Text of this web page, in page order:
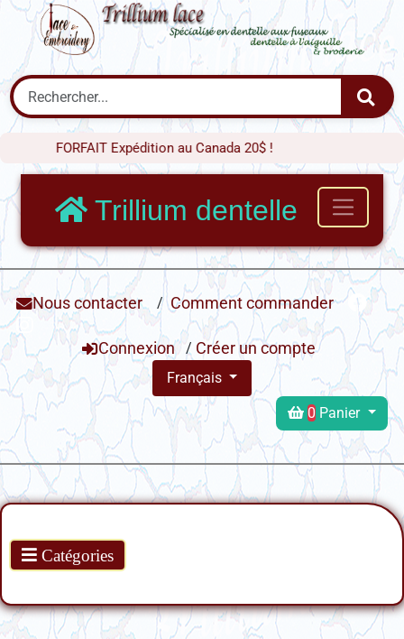
FORFAIT Expédition au Canada 20$ !
Trillium dentelle
Nous contacter / Comment commander
Connexion / Créer un compte
Français
0 Panier
Catégories